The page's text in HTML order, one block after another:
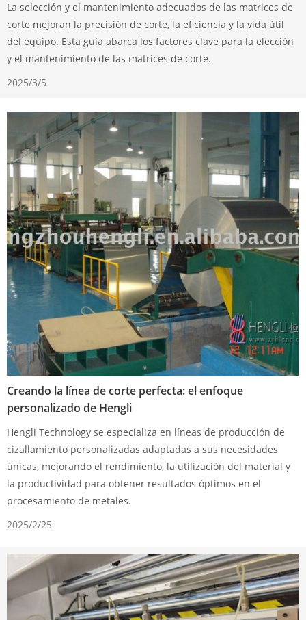
La selección y el mantenimiento adecuados de las matrices de
corte mejoran la precisión de corte, la eficiencia y la vida útil
del equipo. Esta guía abarca los factores clave para la elección
y el mantenimiento de las matrices de corte.
2025/3/5
Creando la línea de corte perfecta: el enfoque
personalizado de Hengli
Hengli Technology se especializa en líneas de producción de
cizallamiento personalizadas adaptadas a sus necesidades
únicas, mejorando el rendimiento, la utilización del material y
la productividad para obtener resultados óptimos en el
procesamiento de metales.
2025/2/25